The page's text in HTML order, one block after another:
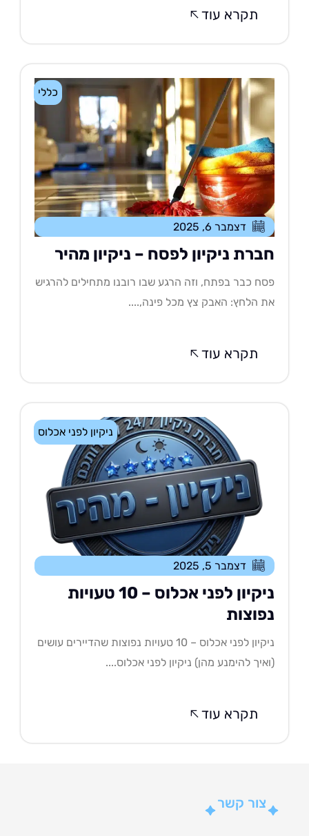
תקרא עוד
כללי
דצמבר 6, 2025
ניקיון לפסח – ניקיון מהיר
כבר בפתח, וזה הרגע שבו רובנו מתחילים להרגיש
הלחץ: האבק צץ מכל פינה,....
תקרא עוד
ניקיון לפני אכלוס
דצמבר 5, 2025
ניקיון לפני אכלוס – 10 טעויות
ניקיון לפני אכלוס – 10 טעויות נפוצות שהדיירים עושים
להימנע מהן) ניקיון לפני אכלוס....
תקרא עוד
צור קשר